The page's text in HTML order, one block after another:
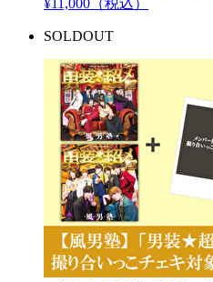
¥11,000（税込）
SOLDOUT